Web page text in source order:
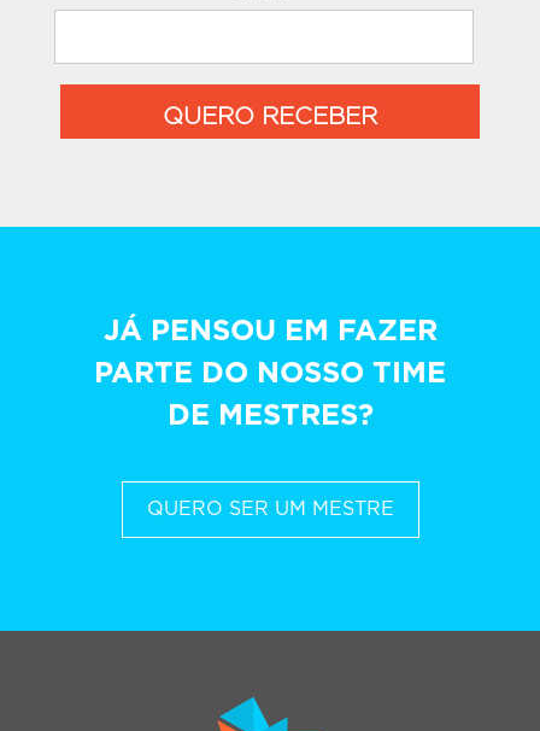
QUERO RECEBER
JÁ PENSOU EM FAZER
PARTE DO NOSSO TIME
DE MESTRES?
QUERO SER UM MESTRE